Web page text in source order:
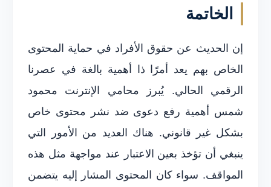
الخاتمة
إن الحديث عن حقوق الأفراد في حماية المحتوى
الخاص بهم يعد أمرًا ذا أهمية بالغة في عصرنا
الرقمي الحالي. يُبرز محامي الإنترنت محمود
شمس أهمية رفع دعوى ضد نشر محتوى خاص
بشكل غير قانوني. هناك العديد من الأمور التي
ينبغي أن تؤخذ بعين الاعتبار عند مواجهة مثل هذه
المواقف. سواء كان المحتوى المشار إليه يتضمن